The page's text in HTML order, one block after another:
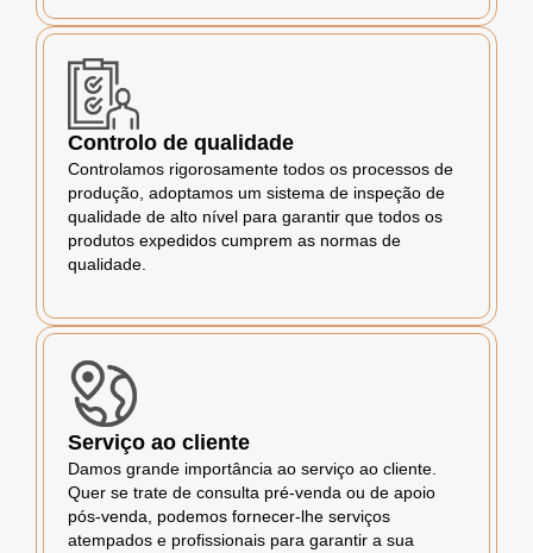
Controlo de qualidade
Controlamos rigorosamente todos os processos de
produção, adoptamos um sistema de inspeção de
qualidade de alto nível para garantir que todos os
produtos expedidos cumprem as normas de
qualidade.
Serviço ao cliente
Damos grande importância ao serviço ao cliente.
Quer se trate de consulta pré-venda ou de apoio
pós-venda, podemos fornecer-lhe serviços
atempados e profissionais para garantir a sua